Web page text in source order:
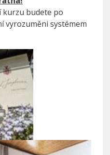
budete po
vyrozuměni systémem